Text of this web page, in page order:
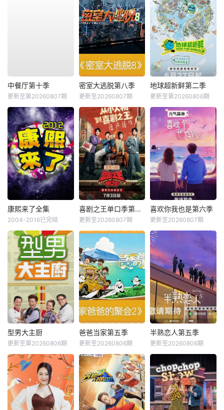
中餐厅第十季
更新至第20260807期
密室大逃脱第八季
更新至20260807期
地球超新鲜第二季
更新至第20260806期
康熙来了全集
2004-2016已完结
喜剧之王单口季第三季
更新至20260807期
喜欢你我也是第六季
更新至20260807期
型男大主厨
更新至第20260806期
爸爸当家第五季
更新至20260806期
半熟恋人第五季
更新至20260806期